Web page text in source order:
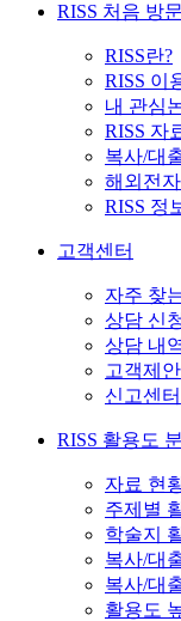
RISS 처음 방
RISS란?
RISS 이
내 관심
RISS 자
복사/대
해외전
RISS 정
고객센터
자주 찾
상담 신
상담 내
고객제안
신고센터
RISS 활용도
자료 현
주제별
학술지
복사/대
복사/대
활용도